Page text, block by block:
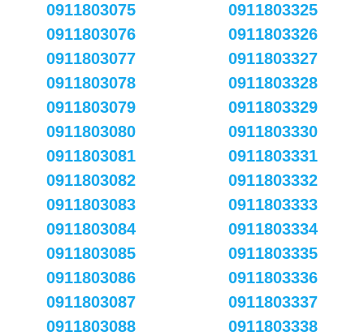
0911803075
0911803076
0911803077
0911803078
0911803079
0911803080
0911803081
0911803082
0911803083
0911803084
0911803085
0911803086
0911803087
0911803088
0911803325
0911803326
0911803327
0911803328
0911803329
0911803330
0911803331
0911803332
0911803333
0911803334
0911803335
0911803336
0911803337
0911803338